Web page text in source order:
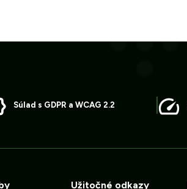
Súlad s GDPR a WCAG 2.2
Užitočné odkazy